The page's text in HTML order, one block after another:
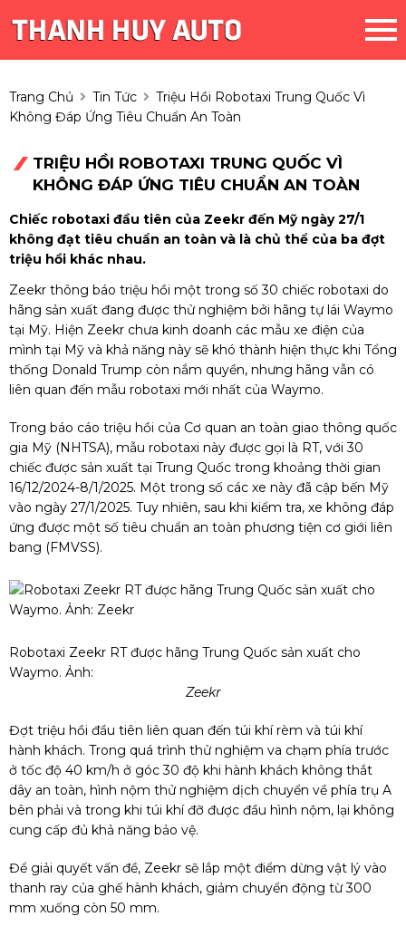
Trang Chủ Tin Tức
Triệu Hồi Robotaxi Trung Quốc Vì
Không Đáp Ứng Tiêu Chuẩn An Toàn
TRIỆU HỒI ROBOTAXI TRUNG QUỐC VÌ
KHÔNG ĐÁP ỨNG TIÊU CHUẨN AN TOÀN
Chiếc robotaxi đầu tiên của Zeekr đến Mỹ ngày 27/1
không đạt tiêu chuẩn an toàn và là chủ thể của ba đợt
triệu hồi khác nhau.
Zeekr thông báo triệu hồi một trong số 30 chiếc robotaxi do
hãng sản xuất đang được thử nghiệm bởi hãng tự lái Waymo
tại Mỹ. Hiện Zeekr chưa kinh doanh các mẫu xe điện của
mình tại Mỹ và khả năng này sẽ khó thành hiện thực khi Tổng
thống Donald Trump còn nắm quyền, nhưng hãng vẫn có
liên quan đến mẫu robotaxi mới nhất của Waymo.
Trong báo cáo triệu hồi của Cơ quan an toàn giao thông quốc
gia Mỹ (NHTSA), mẫu robotaxi này được gọi là RT, với 30
chiếc được sản xuất tại Trung Quốc trong khoảng thời gian
16/12/2024-8/1/2025. Một trong số các xe này đã cập bến Mỹ
vào ngày 27/1/2025. Tuy nhiên, sau khi kiểm tra, xe không đáp
ứng được một số tiêu chuẩn an toàn phương tiện cơ giới liên
bang (FMVSS).
Robotaxi Zeekr RT được hãng Trung Quốc sản xuất cho
Waymo. Ảnh:
Zeekr
Đợt triệu hồi đầu tiên liên quan đến túi khí rèm và túi khí
hành khách. Trong quá trình thử nghiệm va chạm phía trước
ở tốc độ 40 km/h ở góc 30 độ khi hành khách không thắt
dây an toàn, hình nộm thử nghiệm dịch chuyển về phía trụ A
bên phải và trong khi túi khí đỡ được đầu hình nộm, lại không
cung cấp đủ khả năng bảo vệ.
Để giải quyết vấn đề, Zeekr sẽ lắp một điểm dừng vật lý vào
thanh ray của ghế hành khách, giảm chuyển động từ 300
mm xuống còn 50 mm.